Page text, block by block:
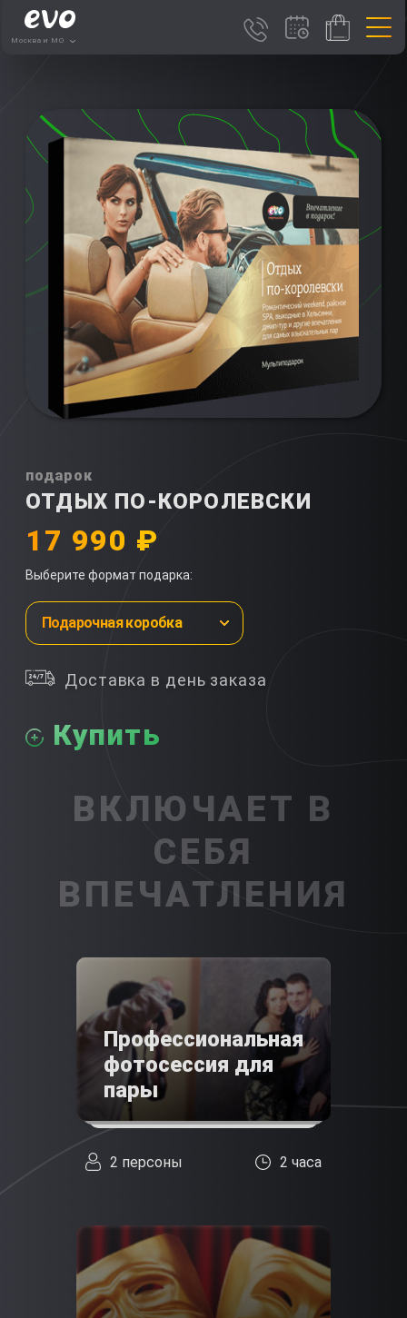
Москва и МО
подарок
ОТДЫХ ПО-КОРОЛЕВСКИ
17 990 ₽
Выберите формат подарка:
Подарочная коробка
Доставка в день заказа
Купить
ВКЛЮЧАЕТ В
СЕБЯ
ВПЕЧАТЛЕНИЯ
Профессиональная
фотосессия для
пары
2 персоны 2 часа